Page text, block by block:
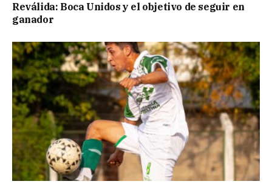
Reválida: Boca Unidos y el objetivo de seguir en
ganador